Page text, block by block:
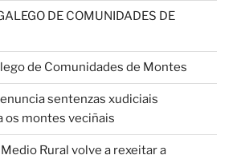
DE COMUNIDADES DE
de Comunidades de Montes
sentenzas xudiciais
os montes veciñais
Rural volve a rexeitar a